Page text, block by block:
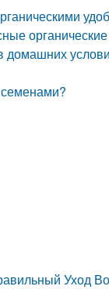
домашних
Уход